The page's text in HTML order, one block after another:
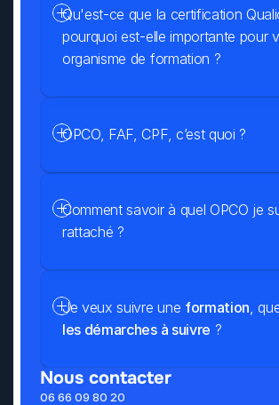
Nous contacter
06 66 09 80 20
Qu'est-ce que la certification
pourquoi est-elle importante pour
organisme de formation ?
Comment savoir à quel OPCO je
rattaché ?
Je veux suivre une formation
les démarches à suivre ?
OPCO, FAF, CPF, c’est quoi ?